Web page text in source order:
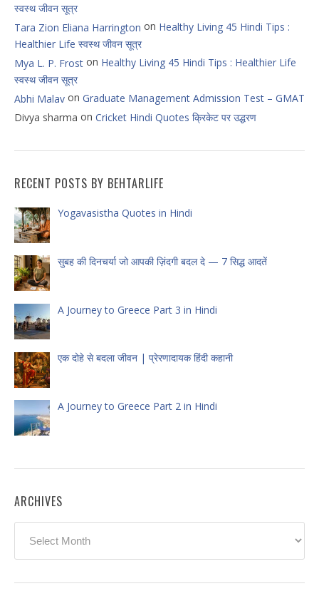
स्वस्थ जीवन सूत्र
Tara Zion Eliana Harrington on Healthy Living 45 Hindi Tips :
Healthier Life स्वस्थ जीवन सूत्र
Mya L. P. Frost on Healthy Living 45 Hindi Tips : Healthier Life
स्वस्थ जीवन सूत्र
Abhi Malav on Graduate Management Admission Test – GMAT
Divya sharma on Cricket Hindi Quotes क्रिकेट पर उद्धरण
RECENT POSTS BY BEHTARLIFE
Yogavasistha Quotes in Hindi
सुबह की दिनचर्या जो आपकी ज़िंदगी बदल दे — 7 सिद्ध आदतें
A Journey to Greece Part 3 in Hindi
एक दोहे से बदला जीवन | प्रेरणादायक हिंदी कहानी
A Journey to Greece Part 2 in Hindi
ARCHIVES